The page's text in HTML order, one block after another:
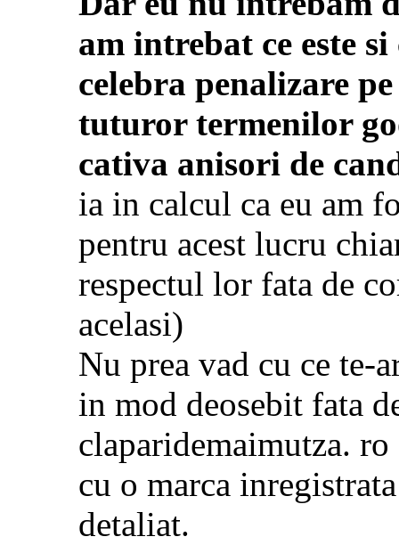
am intrebat ce este
celebra penalizare
tuturor termenilor
cativa anisori de
ia in calcul ca eu am
pentru acest lucru
respectul lor fata de
acelasi)
Nu prea vad cu ce te-
in mod deosebit fata
claparidemaimutza.
cu o marca
detaliat.